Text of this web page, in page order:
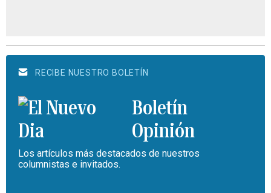
RECIBE NUESTRO BOLETÍN
Boletín
Opinión
Los artículos más destacados de nuestros
columnistas e invitados.